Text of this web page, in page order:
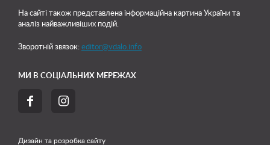
На сайті також представлена інформаційна картина України та
аналіз найважливіших подій.
Зворотній звязок: editor@vdalo.info
МИ В СОЦІАЛЬНИХ МЕРЕЖАХ
 
Дизайн та розробка сайту